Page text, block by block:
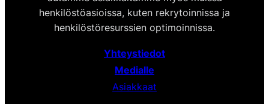
henkilöstöasioissa, kuten rekrytoinnissa ja
henkilöstöresurssien optimoinnissa.
Yhteystiedot
Medialle
Asiakkaat